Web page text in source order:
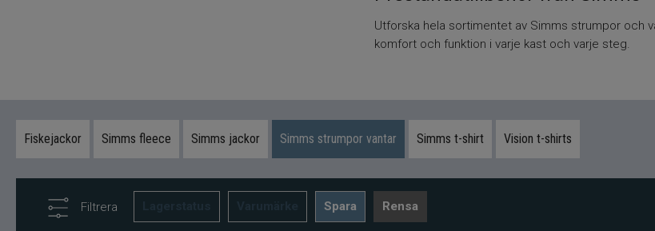
Utforska hela sortimentet av Simms strumpor och
komfort och funktion i varje kast och varje steg.
Fiskejackor Simms fleece Simms jackor Simms strumpor vantar Simms t-shirt Vision t-shirts
Filtrera Spara Rensa